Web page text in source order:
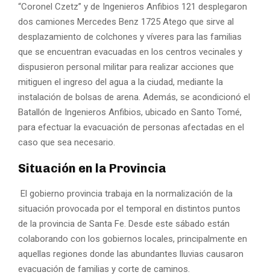
“Coronel Czetz” y de Ingenieros Anfibios 121 desplegaron
dos camiones Mercedes Benz 1725 Atego que sirve al
desplazamiento de colchones y víveres para las familias
que se encuentran evacuadas en los centros vecinales y
dispusieron personal militar para realizar acciones que
mitiguen el ingreso del agua a la ciudad, mediante la
instalación de bolsas de arena. Además, se acondicionó el
Batallón de Ingenieros Anfibios, ubicado en Santo Tomé,
para efectuar la evacuación de personas afectadas en el
caso que sea necesario.
Situación en la Provincia
El gobierno provincia trabaja en la normalización de la
situación provocada por el temporal en distintos puntos
de la provincia de Santa Fe. Desde este sábado están
colaborando con los gobiernos locales, principalmente en
aquellas regiones donde las abundantes lluvias causaron
evacuación de familias y corte de caminos.